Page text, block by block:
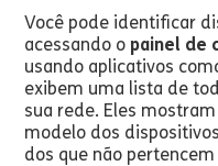
Você pode identificar
acessando o painel de
usando aplicativos
exibem uma lista de
sua rede. Eles
modelo dos
dos que não pertencem